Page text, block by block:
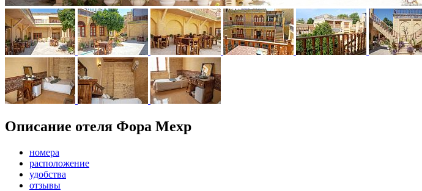
Описание отеля Фора Мехр
номера
расположение
удобства
отзывы